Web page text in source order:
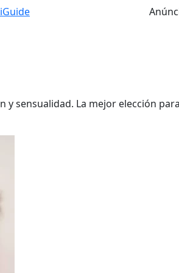
y sensualidad. La mejor elección para